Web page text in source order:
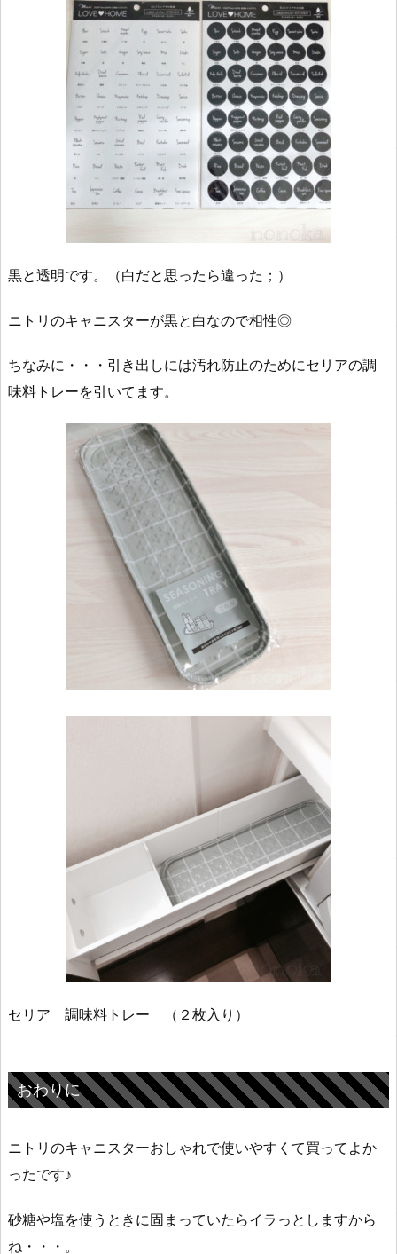
黒と透明です。（白だと思ったら違った；）
ニトリのキャニスターが黒と白なので相性◎
ちなみに・・・引き出しには汚れ防止のためにセリアの調
味料トレーを引いてます。
セリア 調味料トレー （２枚入り）
おわりに
ニトリのキャニスターおしゃれで使いやすくて買ってよか
ったです♪
砂糖や塩を使うときに固まっていたらイラっとしますから
ね・・・。